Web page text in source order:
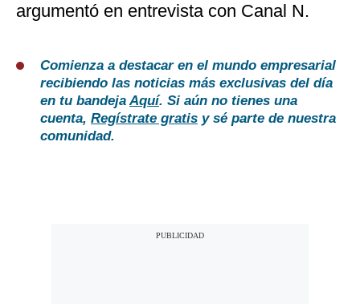
argumentó en entrevista con Canal N.
Comienza a destacar en el mundo empresarial
recibiendo las noticias más exclusivas del día
en tu bandejaAquí. Si aún no tienes una
cuenta, Regístrate gratis y sé parte de nuestra
comunidad.